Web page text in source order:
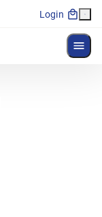
Login